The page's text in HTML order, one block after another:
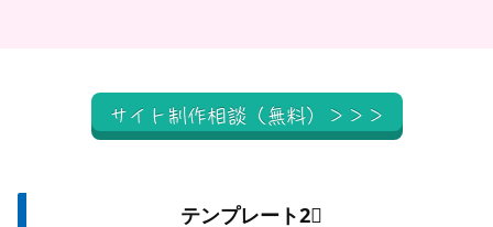
サイト制作相談（無料）＞＞＞
テンプレート2⃣